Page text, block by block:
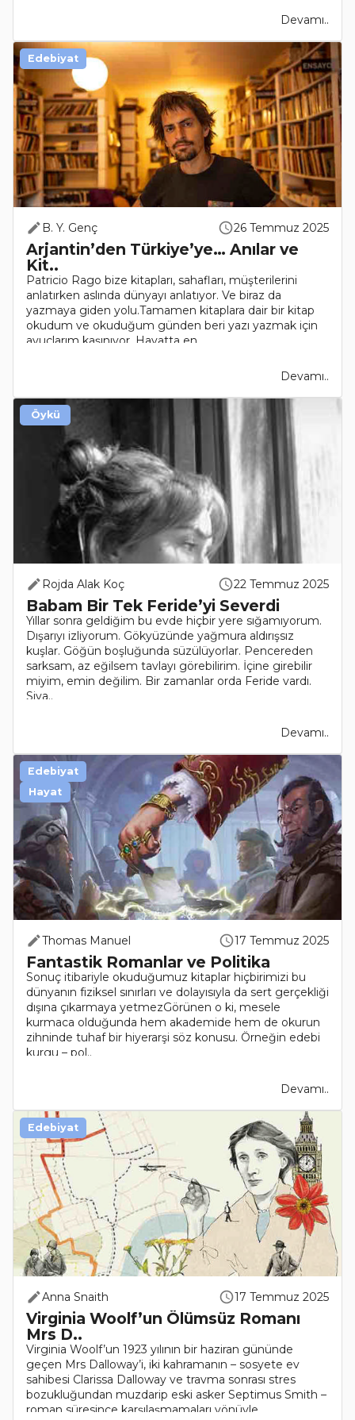
Devamı..
B. Y. Genç 26 Temmuz 2025
Arjantin’den Türkiye’ye… Anılar ve
Kit..
Patricio Rago bize kitapları, sahafları, müşterilerini
anlatırken aslında dünyayı anlatıyor. Ve biraz da
yazmaya giden yolu.Tamamen kitaplara dair bir kitap
okudum ve okuduğum günden beri yazı yazmak için
avuçlarım kaşınıyor. Hayatta en..
Devamı..
Edebiyat
Rojda Alak Koç 22 Temmuz 2025
Babam Bir Tek Feride’yi Severdi
Yıllar sonra geldiğim bu evde hiçbir yere sığamıyorum.
Dışarıyı izliyorum. Gökyüzünde yağmura aldırışsız
kuşlar. Göğün boşluğunda süzülüyorlar. Pencereden
sarksam, az eğilsem tavlayı görebilirim. İçine girebilir
miyim, emin değilim. Bir zamanlar orda Feride vardı.
Siya..
Devamı..
Öykü
Thomas Manuel 17 Temmuz 2025
Fantastik Romanlar ve Politika
Sonuç itibariyle okuduğumuz kitaplar hiçbirimizi bu
dünyanın fiziksel sınırları ve dolayısıyla da sert gerçekliği
dışına çıkarmaya yetmezGörünen o ki, mesele
kurmaca olduğunda hem akademide hem de okurun
zihninde tuhaf bir hiyerarşi söz konusu. Örneğin edebi
kurgu – pol..
Devamı..
Edebiyat
Hayat
Anna Snaith 17 Temmuz 2025
Virginia Woolf’un Ölümsüz Romanı
Mrs D..
Virginia Woolf’un 1923 yılının bir haziran gününde
geçen Mrs Dalloway’i, iki kahramanın – sosyete ev
sahibesi Clarissa Dalloway ve travma sonrası stres
bozukluğundan muzdarip eski asker Septimus Smith –
roman süresince karşılaşmamaları yönüyle..
Edebiyat